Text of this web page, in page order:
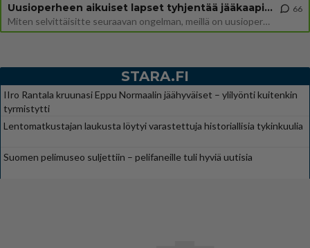
Uusioperheen aikuiset lapset tyhjentää jääkaapin käydessään
Miten selvittäisitte seuraavan ongelman, meillä on uusioperhe, minulla teini-ikäiset lapset ja puolisolla aikuiset, jotk
66
STARA.FI
IIro Rantala kruunasi Eppu Normaalin jäähyväiset – ylilyönti kuitenkin
tyrmistytti
Lentomatkustajan laukusta löytyi varastettuja historiallisia tykinkuulia
Suomen pelimuseo suljettiin – pelifaneille tuli hyviä uutisia